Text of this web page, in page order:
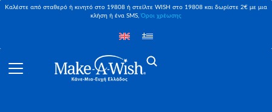
Καλέστε από σταθερό ή κινητό στο 19808 ή στείλτε WISH στο 19808 και δωρίστε 2€ με μια
κλήση ή ένα SMS,Όροι χρέωσης